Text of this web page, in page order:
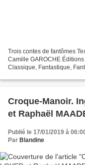
Trois contes de fantômes
Camille GAROCHE
Classique, Fantastique,
Croque-Manoir.
et Raphaël
Publié le 17/01/2019 à
Par Blandine